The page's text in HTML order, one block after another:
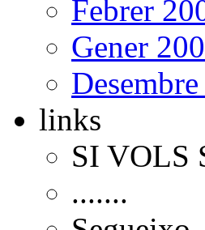
Febrer
Gener
links
SI VOLS
.......